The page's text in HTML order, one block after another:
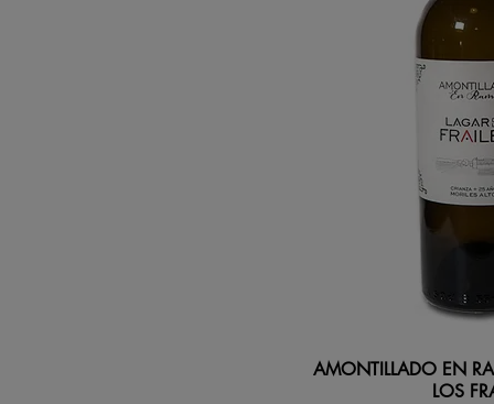
AMONTILLADO EN
LOS